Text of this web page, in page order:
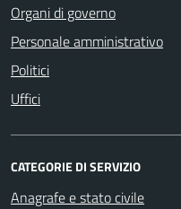
Organi di governo
Personale amministrativo
Politici
Uffici
CATEGORIE DI SERVIZIO
Anagrafe e stato civile